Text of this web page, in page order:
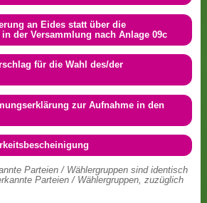
an Eides statt über die
der Versammlung nach Anlage 09c
für die Wahl des/der
zur Aufnahme in den
Parteien / Wählergruppen sind identisch
Parteien / Wählergruppen, zuzüglich